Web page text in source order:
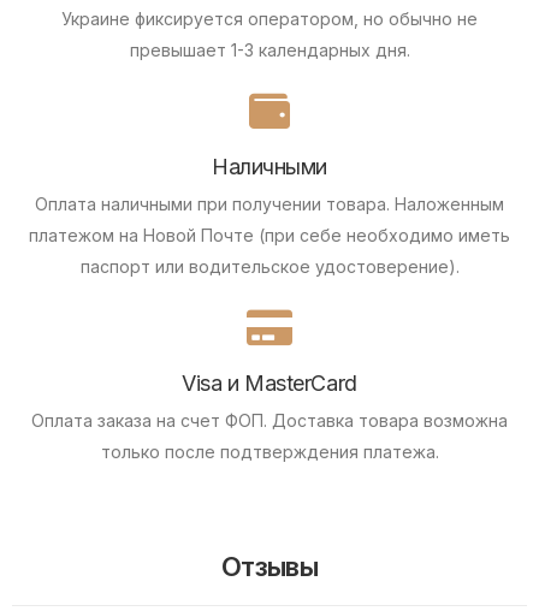
Украине фиксируется оператором, но обычно не
превышает 1-3 календарных дня.
Наличными
Оплата наличными при получении товара. Наложенным
платежом на Новой Почте (при себе необходимо иметь
паспорт или водительское удостоверение).
Visa и MasterCard
Оплата заказа на счет ФОП. Доставка товара возможна
только после подтверждения платежа.
Отзывы